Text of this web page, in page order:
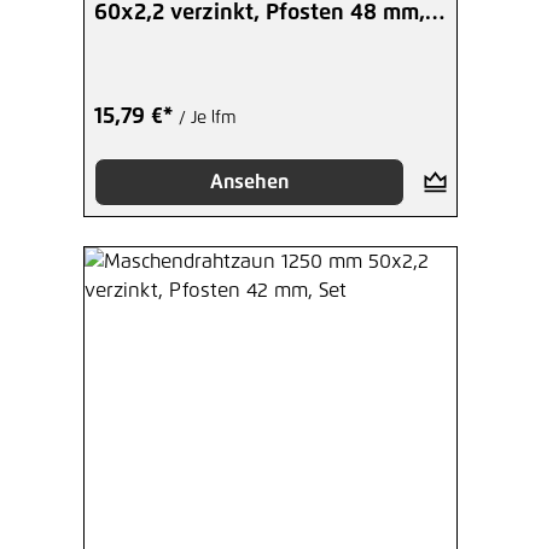
60x2,2 verzinkt, Pfosten 48 mm,
15,79 €* / Je lfm
Ansehen